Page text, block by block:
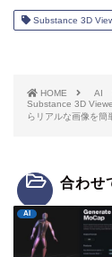
Substance 3D
HOME
AI
Substance 3D
らリアルな画像を簡
合わせ
AI